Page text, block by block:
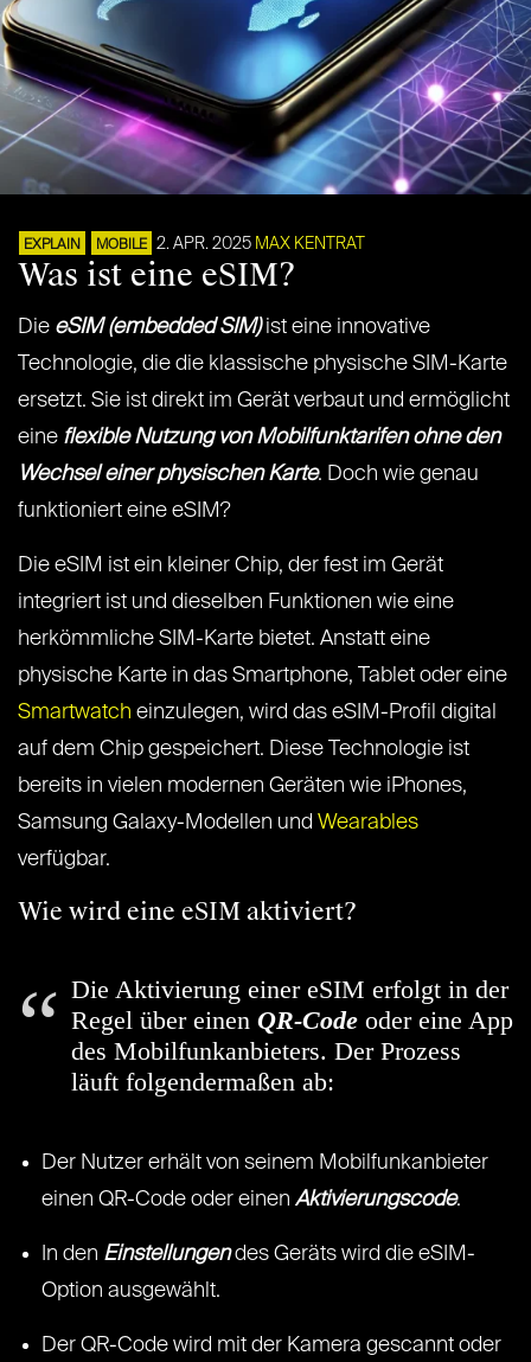
EXPLAIN MOBILE 2. APR. 2025 MAX KENTRAT
Was ist eine eSIM?
Die eSIM (embedded SIM) ist eine innovative
Technologie, die die klassische physische SIM-Karte
ersetzt. Sie ist direkt im Gerät verbaut und ermöglicht
eine flexible Nutzung von Mobilfunktarifen ohne den
Wechsel einer physischen Karte. Doch wie genau
funktioniert eine eSIM?
Die eSIM ist ein kleiner Chip, der fest im Gerät
integriert ist und dieselben Funktionen wie eine
herkömmliche SIM-Karte bietet. Anstatt eine
physische Karte in das Smartphone, Tablet oder eine
Smartwatch einzulegen, wird das eSIM-Profil digital
auf dem Chip gespeichert. Diese Technologie ist
bereits in vielen modernen Geräten wie iPhones,
Samsung Galaxy-Modellen und Wearables
verfügbar.
Wie wird eine eSIM aktiviert?
Die Aktivierung einer eSIM erfolgt in der
Regel über einen QR-Code oder eine App
des Mobilfunkanbieters. Der Prozess
läuft folgendermaßen ab:
Der Nutzer erhält von seinem Mobilfunkanbieter
einen QR-Code oder einen Aktivierungscode.
In den Einstellungen des Geräts wird die eSIM-
Option ausgewählt.
Der QR-Code wird mit der Kamera gescannt oder